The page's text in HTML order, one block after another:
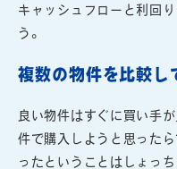
キャッシュフローと利回
う。
複数の物件を比較し
良い物件はすぐに買い手
件で購入しようと思った
ったということはしょっ